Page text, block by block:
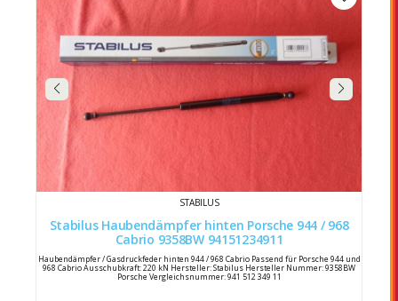
STABILUS
Stabilus Haubendämpfer hinten Porsche 944 / 968
Cabrio 9358BW 94151234911
Haubendämpfer / Gasdruckfeder hinten 944 / 968 Cabrio Passend für Porsche 944 und
968 Cabrio Ausschubkraft: 220 kN Hersteller: Stabilus Hersteller Nummer: 9358BW
Porsche Vergleichsnummer: 941 512 349 11